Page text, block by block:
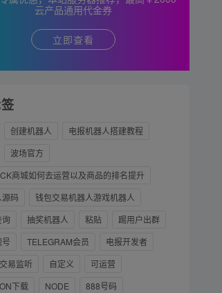
云产品通用代金券
立即查看
创建机器人
电报机器人搭建教程
波场官方
商城如何去运营以及商品的排名提升
码
钱包交易机器人游戏机器人
抽奖机器人 粘贴
踢用户出群
TELEGRAM会员
电报开发者
易监听
自定义
可运营
下载
NODE
888号码